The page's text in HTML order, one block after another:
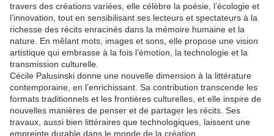
travers des créations variées, elle célèbre la poésie, l’écologie et
l’innovation, tout en sensibilisant ses lecteurs et spectateurs à la
richesse des récits enracinés dans la mémoire humaine et la
nature. En mêlant mots, images et sons, elle propose une vision
artistique qui embrasse à la fois l’émotion, la technologie et la
transmission culturelle.
Cécile Palusinski donne une nouvelle dimension à la littérature
contemporaine, en l’enrichissant. Sa contribution transcende les
formats traditionnels et les frontières culturelles, et elle inspire de
nouvelles manières de penser et de partager les récits. Ses
travaux, aussi bien littéraires que technologiques, laissent une
empreinte durable dans le monde de la création.